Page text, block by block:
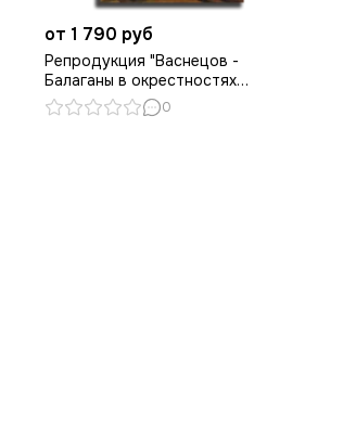
от 1 790 руб
Репродукция "Васнецов -
Балаганы в окрестностях
Парижа"
0